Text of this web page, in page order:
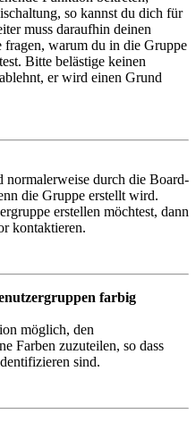
so kannst du dich für
muss daraufhin deinen
fragen, warum du in die Gruppe
Bitte belästige keinen
er wird einen Grund
durch die Board-
die Gruppe erstellt wird.
erstellen möchtest, dann
kontaktieren.
farbig
möglich, den
Farben zuzuteilen, so dass
sind.